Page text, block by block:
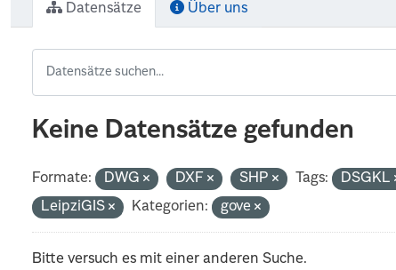
Datensätze Über uns
Keine Datensätze gefunden
Formate: DWG DXF SHP Tags:
DSGKL
LeipziGIS
Kategorien: gove
Bitte versuch es mit einer anderen Suche.